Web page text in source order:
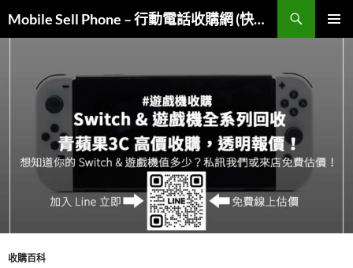
至
Mobile Sell Phone – 行動電話收購網 (快速變現)
尋
收購百科